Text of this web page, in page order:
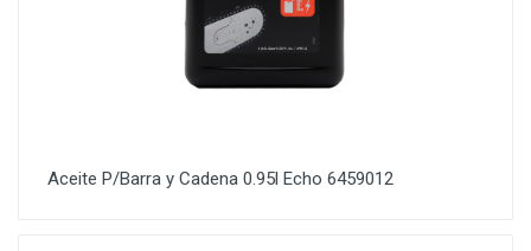
Aceite P/Barra y Cadena 0.95l Echo 6459012